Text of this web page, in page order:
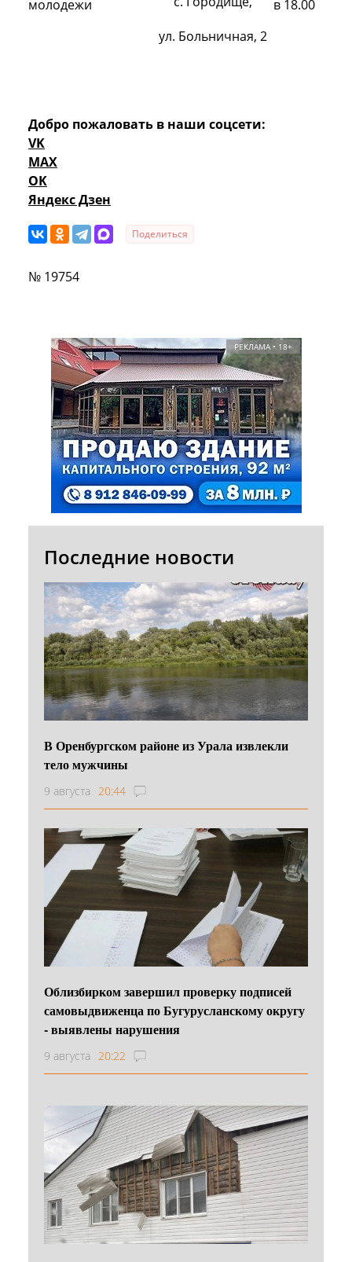
молодежи
ул. Больничная, 2
в 18.00
Добро пожаловать в наши соцсети:
VK
MAX
OK
Яндекс Дзен
Поделиться
№ 19754
РЕКЛАМА • 18+
Последние новости
В Оренбургском районе из Урала извлекли
тело мужчины
9 августа 20:44
Облизбирком завершил проверку подписей
самовыдвиженца по Бугурусланскому округу
- выявлены нарушения
9 августа 20:22